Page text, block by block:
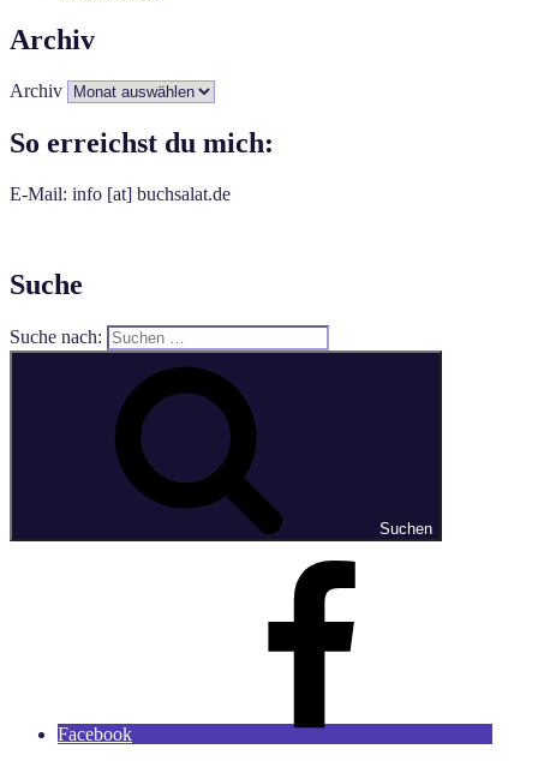
Archiv
Archiv
So erreichst du mich:
E-Mail: info [at] buchsalat.de
Suche
Suche nach:
Suchen
Facebook